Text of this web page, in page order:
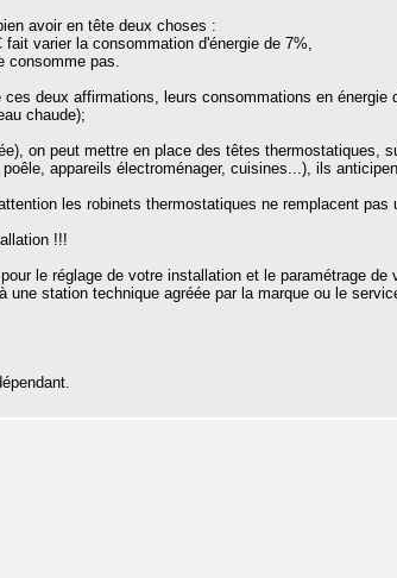
avoir en tête deux choses :
varier la consommation d'énergie de 7%,
consomme pas.
deux affirmations, leurs consommations en énergie
chaude);
on peut mettre en place des têtes thermostatiques,
appareils électroménager, cuisines...), ils
les robinets thermostatiques ne remplacent pas
!!!
le réglage de votre installation et le paramétrage de
une station technique agréée par la marque ou le